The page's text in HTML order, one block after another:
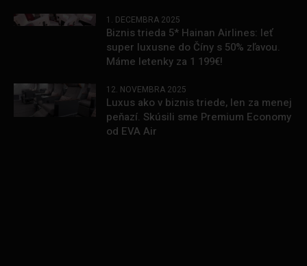
1. DECEMBRA 2025
Biznis trieda 5* Hainan Airlines: leť
super luxusne do Číny s 50% zľavou.
Máme letenky za 1 199€!
12. NOVEMBRA 2025
Luxus ako v biznis triede, len za menej
peňazí. Skúsili sme Premium Economy
od EVA Air